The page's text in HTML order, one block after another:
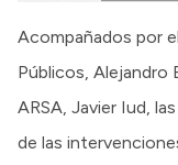
Acompañados por
Públicos, Alejandro
ARSA, Javier Iud,
de las